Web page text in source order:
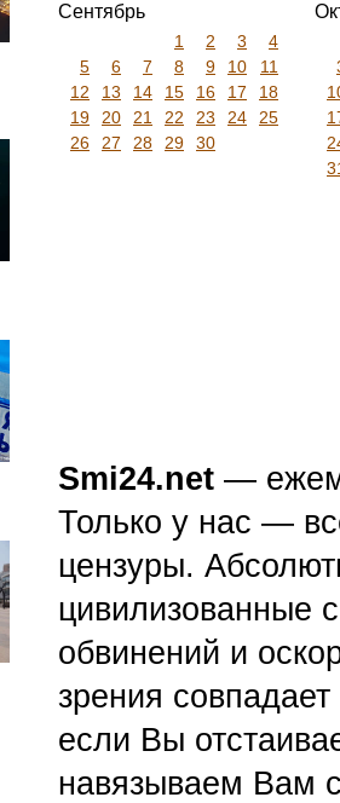
Сентябрь
1 2 3
4
5
6 7 8 9 10
11
12
13 14 15 16 17
18
19
20 21 22 23 24
25
26
27 28 29 30
Smi24.net —
Только у нас —
цензуры.
цивилизованные
обвинений и
зрения
если Вы
навязываем Вам